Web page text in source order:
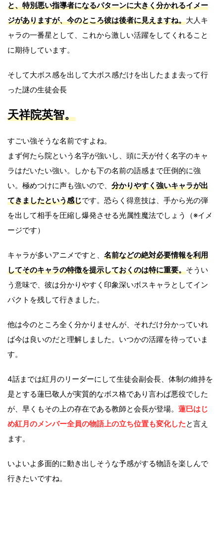
と、特別悪い指導者になるパターンに大きく分かれるイメー
ジがありますが、今のところ彼は後者に見えますね。大人キ
ャラの一番星として、これから激しい活躍をしてくれること
に期待しています。
そして大ボス感を出して大ボス感だけを出したまま去って行
った謎の生徒会長
天祥院英智。
すごい強そうな名前ですよね。
まず何たら院という名字が強いし、頭に天が付く名字のキャ
ラはだいたい強い。しかも下の名前の語感まで圧倒的に強
い。極めつけに声も強いので、 分かりやすく強いキャラが出
てきましたという感じです。恐らく得意技は、手から光の弾
を出して相手を圧縮し爆発させる光属性魔法でしょう（※イメ
ージです）
キャラが多いアニメですと、 名前などの絶対必要情報を利用
してそのキャラの特徴を提示しておくのは特に重要。そうい
う意味で、彼は分かりやすく印象深いボスキャラとしてイン
パクトを残して行きました。
他は今のところ全く分かりませんが、それだけ分かっていれ
ば今は良いのだと理解しました。いつかの活躍を待っていま
す。
4話までは紅月のリーダーにして生徒会副会長、体制の維持を
是とする蓮巳敬人が実質的なボス格であり言わば悪役でした
が、早くもその上の存在である教師と会長が登場。 蓮巳はじ
め紅月のメンバー全員の物語上の立ち位置も変化したと言え
ます。
いよいよ多面的に動き出しそうな予感がする物語を楽しんで
行きたいですね。